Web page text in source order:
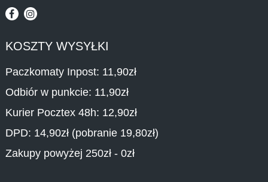
KOSZTY WYSYŁKI
Paczkomaty Inpost: 11,90zł
Odbiór w punkcie: 11,90zł
Kurier Pocztex 48h: 12,90zł
DPD: 14,90zł (pobranie 19,80zł)
Zakupy powyżej 250zł - 0zł